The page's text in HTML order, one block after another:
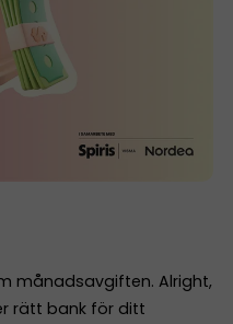
månadsavgiften. Alright,
rätt bank för ditt